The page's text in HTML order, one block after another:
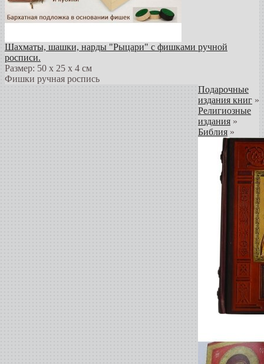
Шахматы, шашки, нарды "Рыцари" с фишками ручной
росписи.
Размер: 50 х 25 х 4 см
Фишки ручная роспись
Подарочные
издания книг »
Религиозные
издания »
Библия »